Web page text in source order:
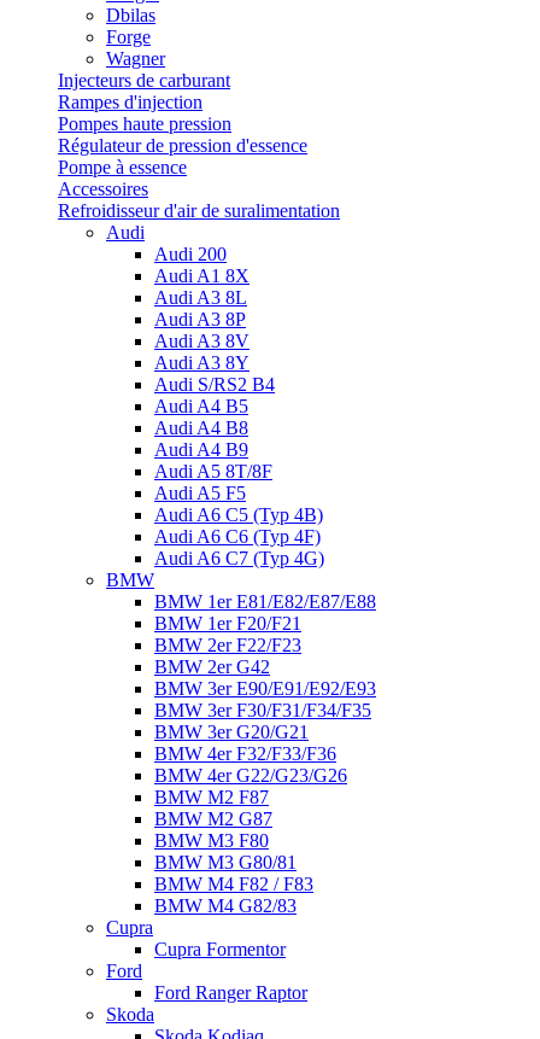
Dbilas
Forge
Wagner
Injecteurs de carburant
Rampes d'injection
Pompes haute pression
Régulateur de pression d'essence
Pompe à essence
Accessoires
Refroidisseur d'air de suralimentation
Audi
Audi 200
Audi A1 8X
Audi A3 8L
Audi A3 8P
Audi A3 8V
Audi A3 8Y
Audi S/RS2 B4
Audi A4 B5
Audi A4 B8
Audi A4 B9
Audi A5 8T/8F
Audi A5 F5
Audi A6 C5 (Typ 4B)
Audi A6 C6 (Typ 4F)
Audi A6 C7 (Typ 4G)
BMW
BMW 1er E81/E82/E87/E88
BMW 1er F20/F21
BMW 2er F22/F23
BMW 2er G42
BMW 3er E90/E91/E92/E93
BMW 3er F30/F31/F34/F35
BMW 3er G20/G21
BMW 4er F32/F33/F36
BMW 4er G22/G23/G26
BMW M2 F87
BMW M2 G87
BMW M3 F80
BMW M3 G80/81
BMW M4 F82 / F83
BMW M4 G82/83
Cupra
Cupra Formentor
Ford
Ford Ranger Raptor
Skoda